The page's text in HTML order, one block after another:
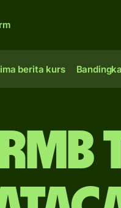
berita kurs